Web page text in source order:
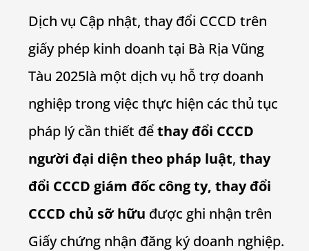
Dịch vụ Cập nhật, thay đổi CCCD trên
giấy phép kinh doanh tại Bà Rịa Vũng
Tàu 2025là một dịch vụ hỗ trợ doanh
nghiệp trong việc thực hiện các thủ tục
pháp lý cần thiết đểthay đổi CCCD
người đại diện theo pháp luật, thay
đổi CCCD giám đốc công ty, thay đổi
CCCD chủ sỡ hữu được ghi nhận trên
Giấy chứng nhận đăng ký doanh nghiệp.